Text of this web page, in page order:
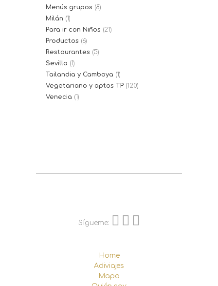
Menús grupos (8)
Milán (1)
Para ir con Niños (21)
Productos (6)
Restaurantes (5)
Sevilla (1)
Tailandia y Camboya (1)
Vegetariano y aptos TP (120)
Venecia (1)
Sígueme:
Home
Adiviajes
Mapa